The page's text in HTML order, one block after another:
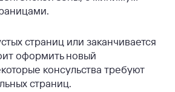
страниц или заканчивается
оформить новый
консульства требуют
страниц.